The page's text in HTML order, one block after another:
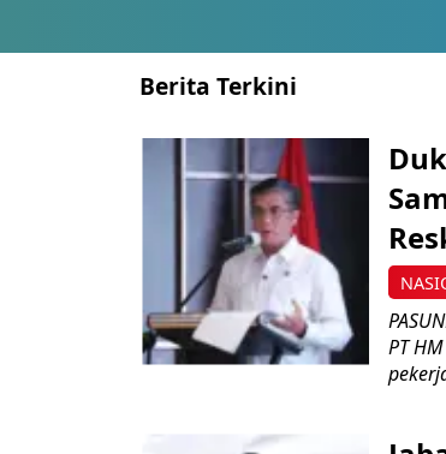
Berita Terkini
PT